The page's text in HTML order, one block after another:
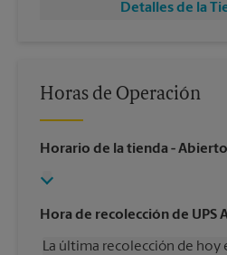
Detalles de la
Horas de Operación
Horario de la tienda -
Hora de recolección de UPS
La última recolección de hoy